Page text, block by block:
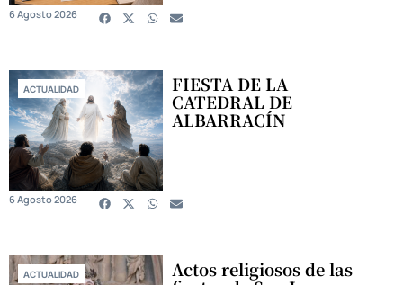
6 Agosto 2026
ACTUALIDAD FIESTA DE LA
CATEDRAL DE
ALBARRACÍN
6 Agosto 2026
ACTUALIDAD Actos religiosos de las